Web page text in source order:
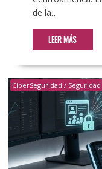
de la…
LEER MÁS
CiberSeguridad / Seguridad